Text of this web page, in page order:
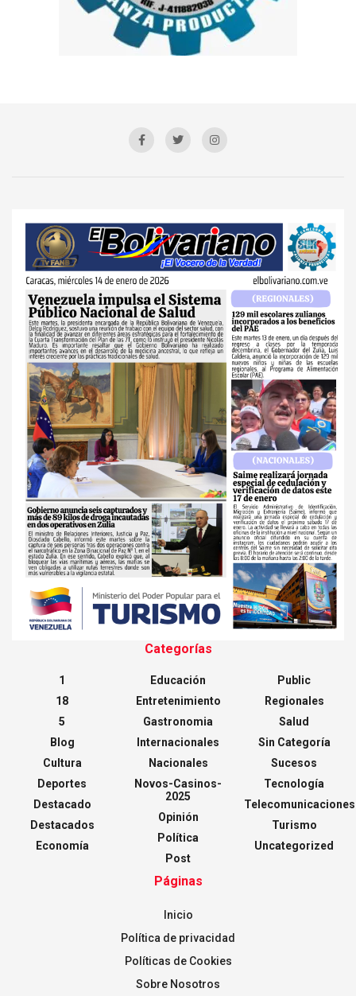
Categorías
1
18
5
Blog
Cultura
Deportes
Destacado
Destacados
Economía
Educación
Entretenimiento
Gastronomia
Internacionales
Nacionales
Novos-Casinos-
2025
Opinión
Política
Post
Public
Regionales
Salud
Sin Categoría
Sucesos
Tecnología
Telecomunicaciones
Turismo
Uncategorized
Páginas
Inicio
Política de privacidad
Políticas de Cookies
Sobre Nosotros